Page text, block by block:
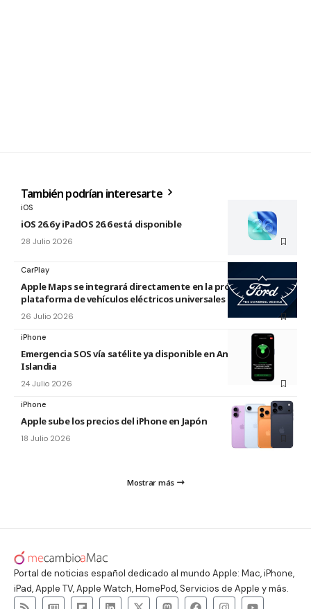
También podrían interesarte
iOS
iOS 26.6 y iPadOS 26.6 está disponible
28 Julio 2026
CarPlay
Apple Maps se integrará directamente en la próxima
plataforma de vehículos eléctricos universales de Ford
26 Julio 2026
iPhone
Emergencia SOS vía satélite ya disponible en Andorra e
Islandia
24 Julio 2026
iPhone
Apple sube los precios del iPhone en Japón
18 Julio 2026
Mostrar más
Portal de noticias español dedicado al mundo Apple: Mac, iPhone,
iPad, Apple TV, Apple Watch, HomePod, Servicios de Apple y más.